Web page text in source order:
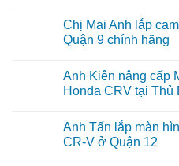
lắp
màn
hình
tô
Hyundai
Accent
Đức
bình
luận
ở
lắp
Android
Box
cho
Honda
CRV
Chị Mai Anh lắp
Quận 9 chính hãng
bình
luận
ở
Anh
lắp
cam
Anh Kiên nâng cấp
Honda CRV tại
bình
luận
ở
Anh Tấn lắp màn
CR-V ở Quận 12